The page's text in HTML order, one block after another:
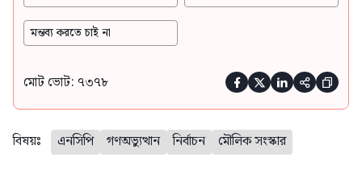
মন্তব্য করতে চাই না
মোট ভোট: ৭৩৭৮     
বিষয়ঃ এনসিপি গণঅভ্যুত্থান নির্বাচন মৌলিক সংস্কার